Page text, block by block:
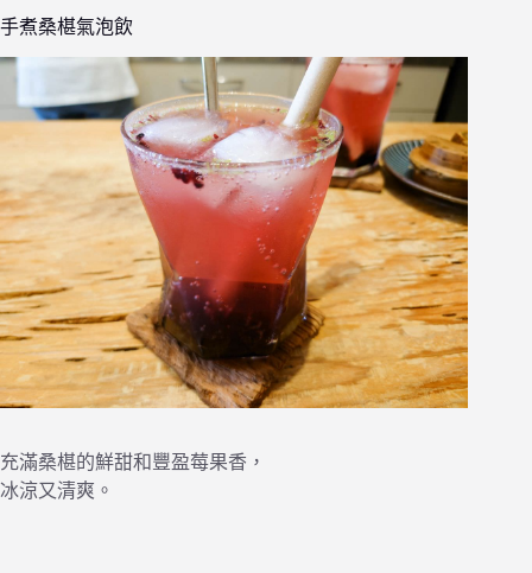
手煮桑椹氣泡飲
充滿桑椹的鮮甜和豐盈莓果香，
冰涼又清爽。